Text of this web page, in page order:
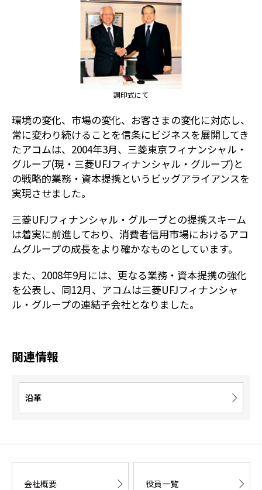
調印式にて
環境の変化、市場の変化、お客さまの変化に対応し、
常に変わり続けることを信条にビジネスを展開してき
たアコムは、2004年3月、三菱東京フィナンシャル・
グループ(現・三菱UFJフィナンシャル・グループ)と
の戦略的業務・資本提携というビッグアライアンスを
実現させました。
三菱UFJフィナンシャル・グループとの提携スキーム
は着実に前進しており、消費者信用市場におけるアコ
ムグループの成長をより確かなものとしています。
また、2008年9月には、更なる業務・資本提携の強化
を公表し、同12月、アコムは三菱UFJフィナンシャ
ル・グループの連結子会社となりました。
関連情報
沿革
会社概要 役員一覧